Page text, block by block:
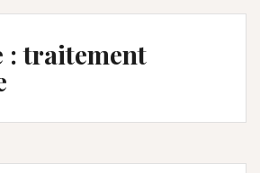
:traitement